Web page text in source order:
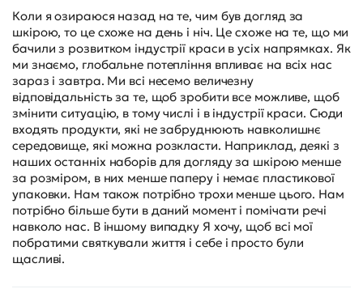
Коли я озираюся назад на те, чим був догляд за
шкірою, то це схоже на день і ніч. Це схоже на те, що ми
бачили з розвитком індустрії краси в усіх напрямках. Як
ми знаємо, глобальне потепління впливає на всіх нас
зараз і завтра. Ми всі несемо величезну
відповідальність за те, щоб зробити все можливе, щоб
змінити ситуацію, в тому числі і в індустрії краси. Сюди
входять продукти, які не забруднюють навколишнє
середовище, які можна розкласти. Наприклад, деякі з
наших останніх наборів для догляду за шкірою менше
за розміром, в них менше паперу і немає пластикової
упаковки. Нам також потрібно трохи менше цього. Нам
потрібно більше бути в даний момент і помічати речі
навколо нас. В іншому випадку Я хочу, щоб всі мої
побратими святкували життя і себе і просто були
щасливі.